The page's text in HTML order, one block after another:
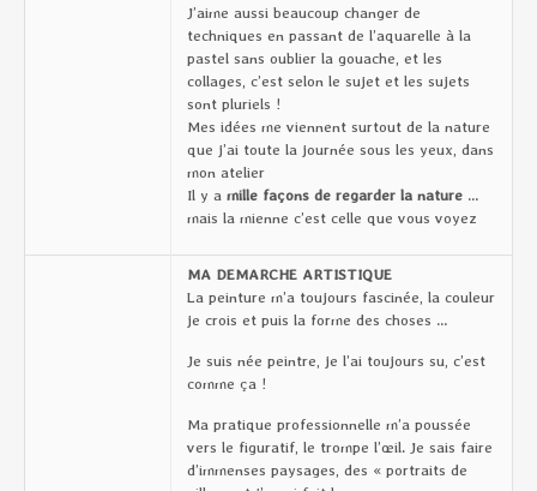
J’aime aussi beaucoup changer de
techniques en passant de l’aquarelle à la
pastel sans oublier la gouache, et les
collages, c’est selon le sujet et les sujets
sont pluriels !
Mes idées me viennent surtout de la nature
que j’ai toute la journée sous les yeux, dans
mon atelier
Il y a mille façons de regarder la nature …
mais la mienne c’est celle que vous voyez
MA DEMARCHE ARTISTIQUE
La peinture m’a toujours fascinée, la couleur
je crois et puis la forme des choses …
Je suis née peintre, je l’ai toujours su, c’est
comme ça !
Ma pratique professionnelle m’a poussée
vers le figuratif, le trompe l’œil. Je sais faire
d’immenses paysages, des « portraits de